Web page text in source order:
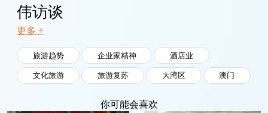
伟访谈
更多 +
旅游趋势 企业家精神
酒店业
文化旅游
旅游复苏 大湾区 澳门
你可能会喜欢